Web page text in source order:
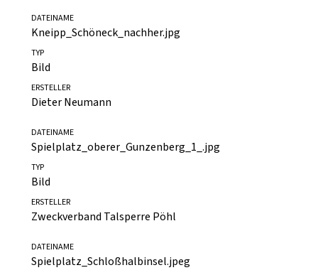
ERSTELLER
Dieter Neumann
DATEINAME
Kneipp_Schöneck_nachher.jpg
TYP
ERSTELLER
Dieter Neumann
DATEINAME
Spielplatz_oberer_Gunzenberg_1_.jpg
TYP
ERSTELLER
Zweckverband Talsperre Pöhl